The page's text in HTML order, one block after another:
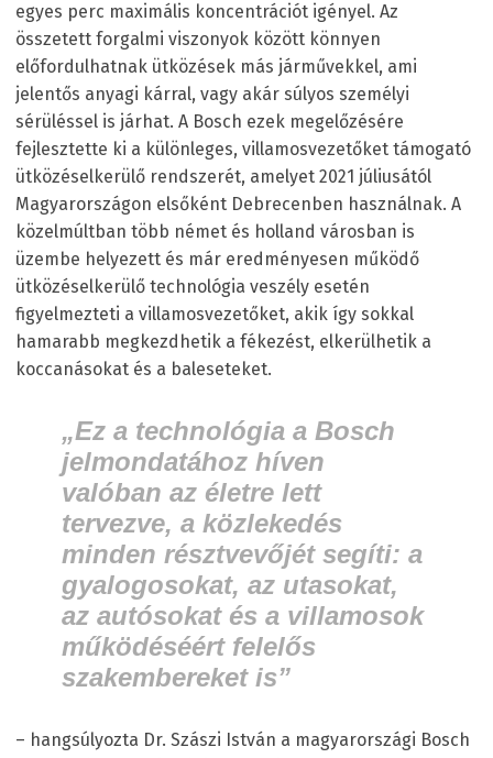
egyes perc maximális koncentrációt igényel. Az
összetett forgalmi viszonyok között könnyen
előfordulhatnak ütközések más járművekkel, ami
jelentős anyagi kárral, vagy akár súlyos személyi
sérüléssel is járhat. A Bosch ezek megelőzésére
fejlesztette ki a különleges, villamosvezetőket támogató
ütközéselkerülő rendszerét, amelyet 2021 júliusától
Magyarországon elsőként Debrecenben használnak. A
közelmúltban több német és holland városban is
üzembe helyezett és már eredményesen működő
ütközéselkerülő technológia veszély esetén
figyelmezteti a villamosvezetőket, akik így sokkal
hamarabb megkezdhetik a fékezést, elkerülhetik a
koccanásokat és a baleseteket.
„Ez a technológia a Bosch
jelmondatához híven
valóban az életre lett
tervezve, a közlekedés
minden résztvevőjét segíti: a
gyalogosokat, az utasokat,
az autósokat és a villamosok
működéséért felelős
szakembereket is”
– hangsúlyozta Dr. Szászi István a magyarországi Bosch